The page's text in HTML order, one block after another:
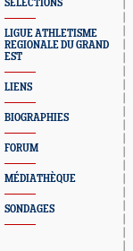
SÉLECTIONS
LIGUE ATHLETISME
REGIONALE DU GRAND
EST
LIENS
BIOGRAPHIES
FORUM
MÉDIATHÈQUE
SONDAGES